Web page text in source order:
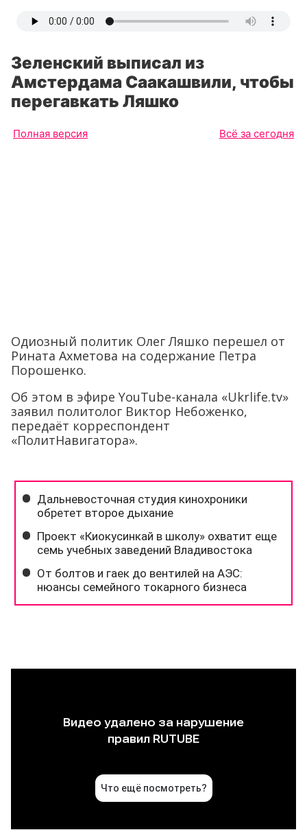
Зеленский выписал из
Амстердама Саакашвили, чтобы
перегавкать Ляшко
Полная версия Всё за сегодня
Одиозный политик Олег Ляшко перешел от
Рината Ахметова на содержание Петра
Порошенко.
Об этом в эфире YouTube-канала «Ukrlife.tv»
заявил политолог Виктор Небоженко,
передаёт корреспондент
«ПолитНавигатора».